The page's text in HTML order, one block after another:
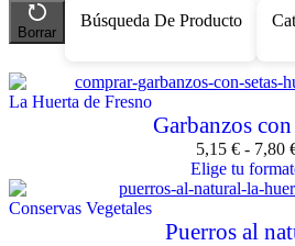
Búsqueda De Producto
Borrar
La Huerta de Fresno
Garbanzos con
5,15 €- 7,80
Elige tu
Conservas Vegetales
Puerros al